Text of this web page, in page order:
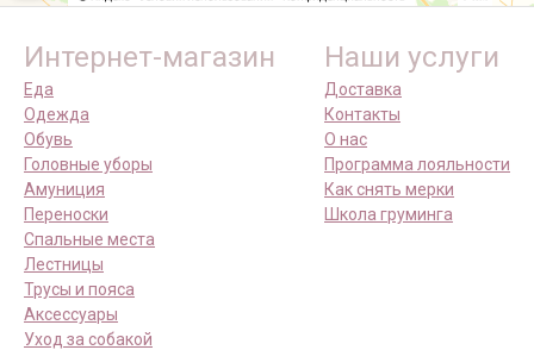
Интернет-магазин
Еда
Одежда
Обувь
Головные уборы
Амуниция
Переноски
Спальные места
Лестницы
Трусы и пояса
Аксессуары
Уход за собакой
Наши услуги
Доставка
Контакты
О нас
Программа лояльности
Как снять мерки
Школа груминга